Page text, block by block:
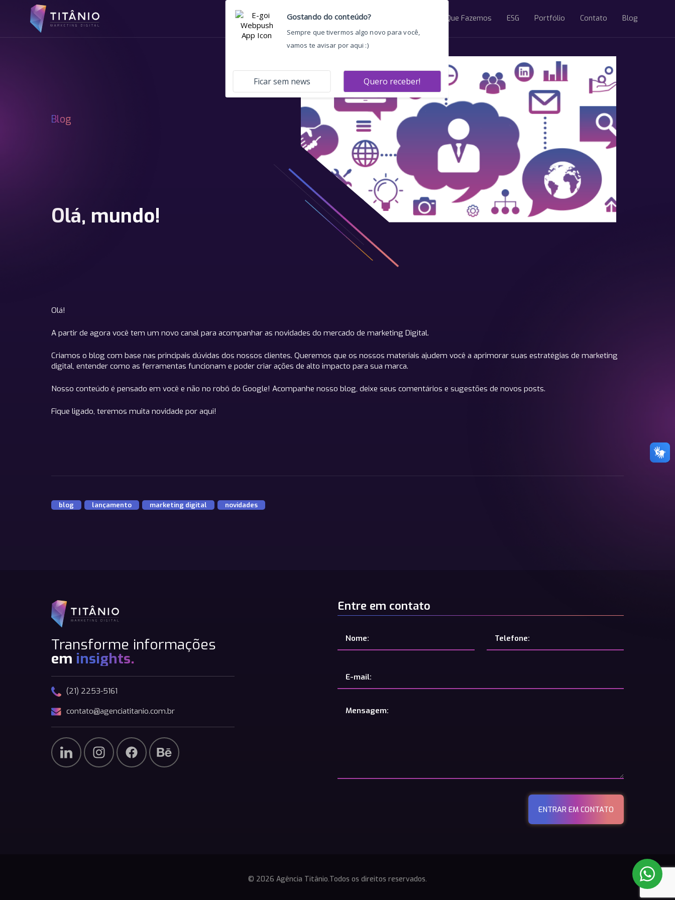
Home O Que Fazemos ESG Portfólio Contato Blog
Blog
Olá, mundo!
Olá!
A partir de agora você tem um novo canal para acompanhar as novidades do mercado de marketing Digital.
Criamos o blog com base nas principais dúvidas dos nossos clientes. Queremos que os nossos materiais ajudem você a aprimorar suas estratégias de marketing
digital, entender como as ferramentas funcionam e poder criar ações de alto impacto para sua marca.
Nosso conteúdo é pensado em você e não no robô do Google! Acompanhe nosso blog, deixe seus comentários e sugestões de novos posts.
Fique ligado, teremos muita novidade por aqui!
blog lançamento marketing digital novidades
Transforme informações
em insights.
(21) 2253-5161
contato@agenciatitanio.com.br
Entre em contato
ENTRAR EM CONTATO
© 2026 Agência Titânio.Todos os direitos reservados.